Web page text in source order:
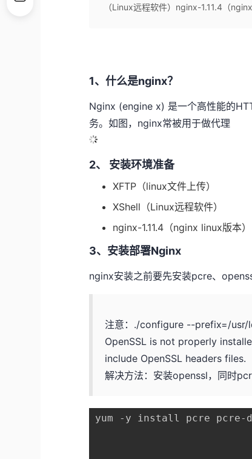
（Linux远程软件）nginx-1.11.4（
1、什么是nginx？
Nginx (engine x) 是一个高性能的
务。如图，nginx常被用于做代理
2、 安装环境准备
XFTP（linux文件上传）
XShell（Linux远程软件）
nginx-1.11.4（nginx linux版本）
3、安装部署Nginx
nginx安装之前要先安装pcre、
注意：./configure --prefix=/
OpenSSL is not properly
include OpenSSL headers files.
解决方法：安装openssl，同时
yum -y install pcre pcre-